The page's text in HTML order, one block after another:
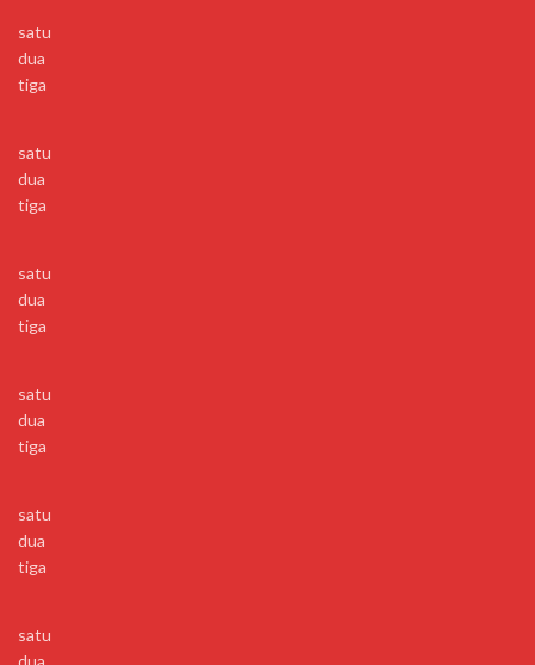
satu
dua
tiga
satu
dua
tiga
satu
dua
tiga
satu
dua
tiga
satu
dua
tiga
satu
dua